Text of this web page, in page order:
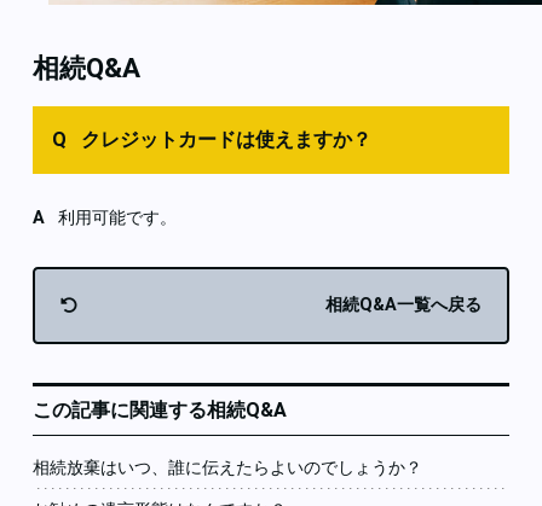
相続Q&A
クレジットカードは使えますか？
利用可能です。
相続Q&A一覧へ戻る
この記事に関連する相続Q&A
相続放棄はいつ、誰に伝えたらよいのでしょうか？